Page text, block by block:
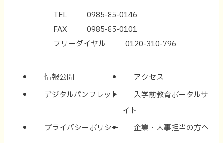
TEL
0985-85-0146
FAX
0985-85-0101
フリーダイヤル
0120-310-796
情報公開
アクセス
デジタルパンフレット
入学前教育ポータルサ
イト
プライバシーポリシー
企業・人事担当の方へ